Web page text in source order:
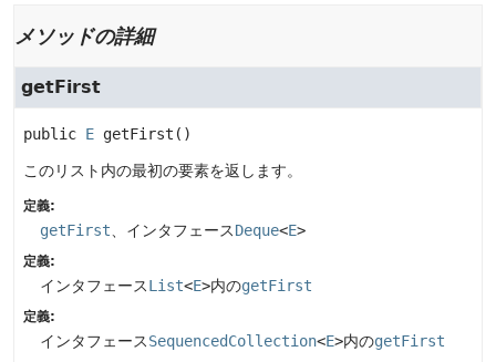
メソッドの詳細
getFirst
public E getFirst ()
このリスト内の最初の要素を返します。
定義:
getFirst 、インタフェースDeque<E>
定義:
インタフェースList<E>内のgetFirst
定義:
インタフェースSequencedCollection<E>内のgetFirst